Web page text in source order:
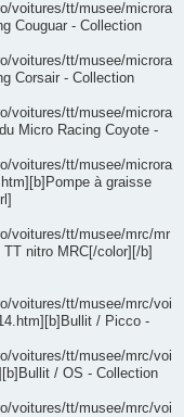
voitures/tt/musee/microra
Couguar - Collection
voitures/tt/musee/microra
Corsair - Collection
voitures/tt/musee/microra
Micro Racing Coyote -
voitures/tt/musee/microra
à graisse
voitures/tt/musee/mrc/mr
nitro MRC[/color][/b]
voitures/tt/musee/mrc/voi
/ Picco -
voitures/tt/musee/mrc/voi
/ OS - Collection
voitures/tt/musee/mrc/voi